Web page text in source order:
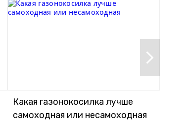
Какая газонокосилка лучше
самоходная или несамоходная